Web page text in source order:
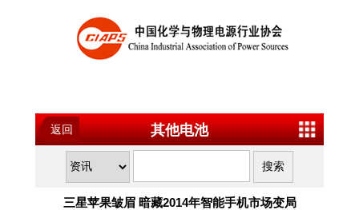
返回 其他电池
三星苹果皱眉 暗藏2014年智能手机市场变局